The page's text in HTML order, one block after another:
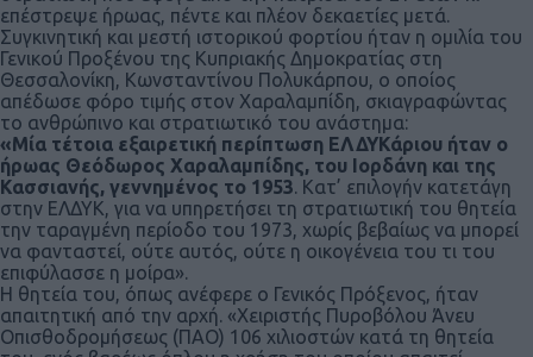
επέστρεψε ήρωας, πέντε και πλέον δεκαετίες μετά.
Συγκινητική και μεστή ιστορικού φορτίου ήταν η ομιλία του
Γενικού Προξένου της Κυπριακής Δημοκρατίας στη
Θεσσαλονίκη, Κωνσταντίνου Πολυκάρπου, ο οποίος
απέδωσε φόρο τιμής στον Χαραλαμπίδη, σκιαγραφώντας
το ανθρώπινο και στρατιωτικό του ανάστημα:
«Μία τέτοια εξαιρετική περίπτωση ΕΛΔΥΚάριου ήταν ο
ήρωας Θεόδωρος Χαραλαμπίδης, του Ιορδάνη και της
Κασσιανής, γεννημένος το 1953. Κατ’ επιλογήν κατετάγη
στην ΕΛΔΥΚ, για να υπηρετήσει τη στρατιωτική του θητεία
την ταραγμένη περίοδο του 1973, χωρίς βεβαίως να μπορεί
να φανταστεί, ούτε αυτός, ούτε η οικογένεια του τι του
επιφύλασσε η μοίρα».
Η θητεία του, όπως ανέφερε ο Γενικός Πρόξενος, ήταν
απαιτητική από την αρχή. «Χειριστής Πυροβόλου Άνευ
Οπισθοδρομήσεως (ΠΑΟ) 106 χιλιοστών κατά τη θητεία